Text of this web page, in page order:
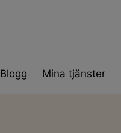
Blogg Mina tjänster